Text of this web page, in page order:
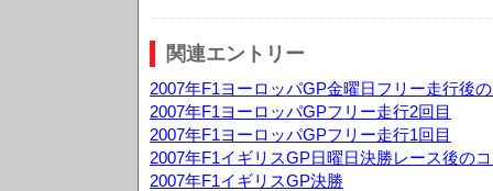
関連エントリー
2007年F1ヨーロッパGP金曜日フリー走行後
2007年F1ヨーロッパGPフリー走行2回目
2007年F1ヨーロッパGPフリー走行1回目
2007年F1イギリスGP日曜日決勝レース後の
2007年F1イギリスGP決勝